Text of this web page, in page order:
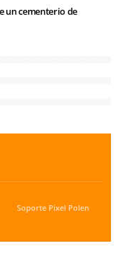
un cementerio de
Soporte Pixel Polen